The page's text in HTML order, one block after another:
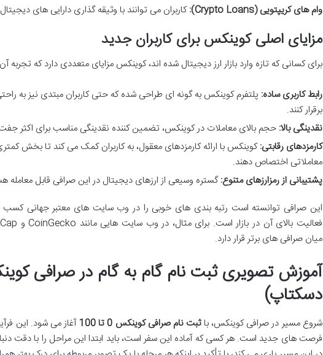
وام های کریپتویی (Crypto Loans):
کاربران می توانند با وثیقه گذاری دارایی های
مزایای اصلی کوینکس برای کاربران جدید
برای کسانی که تازه وارد بازار ارز دیجیتال شده اند، کوینکس مزایای متعددی دارد که
رابط کاربری ساده: پلتفرم کوینکس به گونه ای طراحی شده که حتی کاربران مبتدی نیز به
برقرار کنند.
نقدینگی بالا: حجم بالای معاملات در کوینکس، تضمین کننده نقدینگی مناسب برای اکثر
کارمزدهای رقابتی:کوینکس با ارائه کارمزدهای معقول، به کاربران کمک می کند تا بخش
معاملاتی اختصاص دهند.
پشتیبانی از رمزارزهای متنوع:گستره وسیعی از ارزهای دیجیتال در این صرافی قابل معامله
این صرافی توانسته است رتبه بندی های خوبی را در وب سایت های معتبر جهانی کسب
میان صرافی های برتر قرار دارد.
آموزش تصویری ثبت نام گام به گام در صرافی
دسکتاپ)
شروع مسیر در صرافی کوینکس، باثبت نام صرافی کوینکس 0 تا 100
آغاز می شود. این
فرصت های جدید است. هر کسی که آماده این سفر است، باید ابتدا این مراحل را با دقت